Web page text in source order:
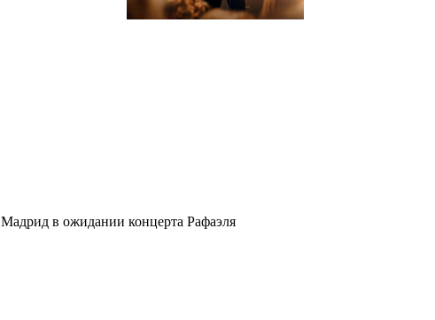
Мадрид в ожидании концерта Рафаэля